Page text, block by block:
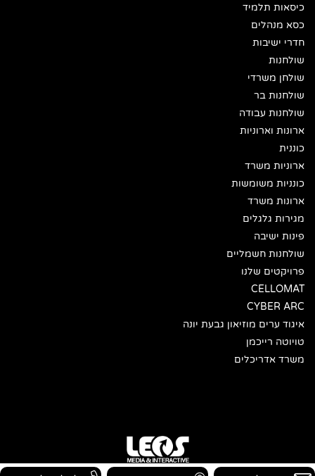
כיסאות תלמיד
כסא מנהלים
חדרי ישיבות
שולחנות
שולחן משרדי
שולחנות בר
שולחנות עבודה
ארונות וארוניות
כוננית
ארוניות משרד
כונניות משומשות
ארונות משרד
מגירות גלגלים
פינות ישיבה
שולחנות חשמליים
פרויקטים שלנו
CELLOMAT
CYBER ARC
איגוד ערים מוזיאון גבעת יונה
טויוטה רייכמן
משרד אדריכלים